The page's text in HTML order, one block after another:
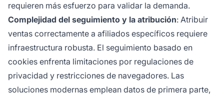
requieren más esfuerzo para validar la demanda.
Complejidad del seguimiento y la atribución: Atribuir
ventas correctamente a afiliados específicos requiere
infraestructura robusta. El seguimiento basado en
cookies enfrenta limitaciones por regulaciones de
privacidad y restricciones de navegadores. Las
soluciones modernas emplean datos de primera parte,